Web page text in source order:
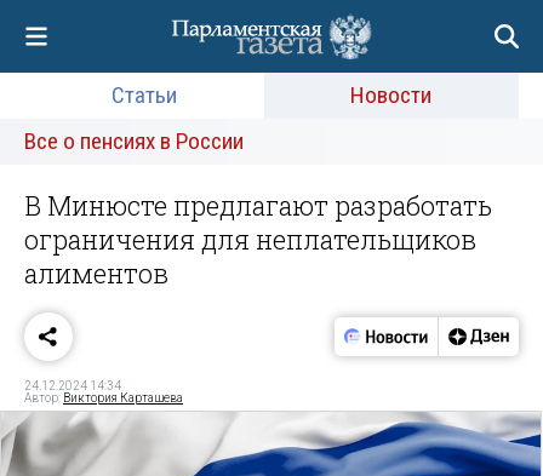
Статьи
Новости
Все о пенсиях в России
В Минюсте предлагают разработать
ограничения для неплательщиков
алиментов
24.12.2024 14:34
Автор: Виктория Карташева